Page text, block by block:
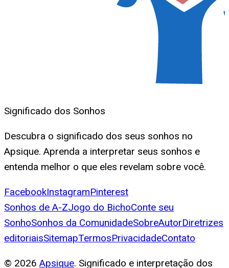
Significado dos Sonhos
Descubra o significado dos seus sonhos no
Apsique. Aprenda a interpretar seus sonhos e
entenda melhor o que eles revelam sobre você.
FacebookInstagramPinterest
Sonhos de A-ZJogo do BichoConte seu
SonhoSonhos da ComunidadeSobreAutorDiretrizes
editoriaisSitemapTermosPrivacidadeContato
© 2026 Apsique. Significado e interpretação dos